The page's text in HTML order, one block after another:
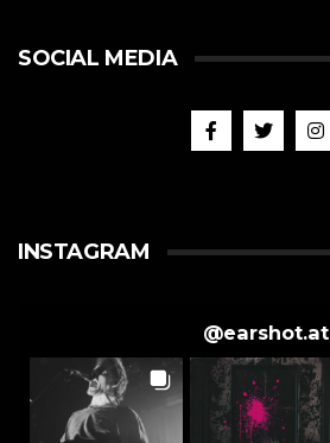
SOCIAL MEDIA
INSTAGRAM
@earshot.at